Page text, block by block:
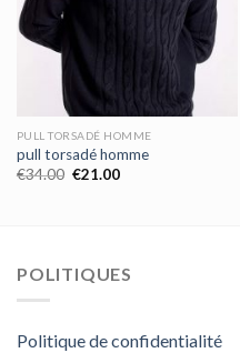
PULL TORSADÉ HOMME
pull torsadé homme
€34.00 €21.00
POLITIQUES
Politique de confidentialité